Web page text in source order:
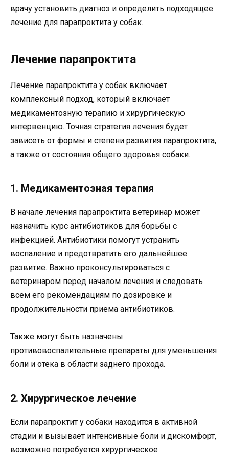
врачу установить диагноз и определить подходящее
лечение для парапроктита у собак.
Лечение парапроктита
Лечение парапроктита у собак включает
комплексный подход, который включает
медикаментозную терапию и хирургическую
интервенцию. Точная стратегия лечения будет
зависеть от формы и степени развития парапроктита,
а также от состояния общего здоровья собаки.
1. Медикаментозная терапия
В начале лечения парапроктита ветеринар может
назначить курс антибиотиков для борьбы с
инфекцией. Антибиотики помогут устранить
воспаление и предотвратить его дальнейшее
развитие. Важно проконсультироваться с
ветеринаром перед началом лечения и следовать
всем его рекомендациям по дозировке и
продолжительности приема антибиотиков.
Также могут быть назначены
противовоспалительные препараты для уменьшения
боли и отека в области заднего прохода.
2. Хирургическое лечение
Если парапроктит у собаки находится в активной
стадии и вызывает интенсивные боли и дискомфорт,
возможно потребуется хирургическое